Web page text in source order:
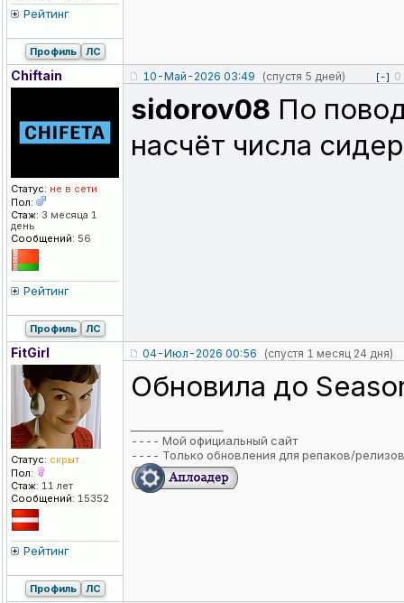
Рейтинг
Профиль ЛС
Chiftain
Статус: не в сети
Пол:
Стаж: 3 месяца 1
день
Сообщений: 56
Рейтинг
10-Май-2026 03:49 (спустя 5 дней) [-] 0
sidorov08 По
насчёт числа
Профиль ЛС
FitGirl
Статус: скрыт
Пол:
Стаж: 11 лет
Сообщений: 15352
Рейтинг
04-Июл-2026 00:56 (спустя 1 месяц 24 дня)
Обновила до
---- Мой официальный сайт
---- Только обновления для репаков/релизов
Профиль ЛС